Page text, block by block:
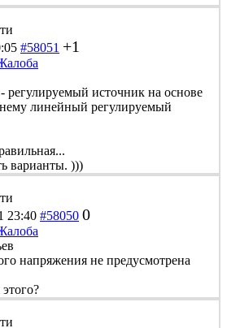
#58051 +1
регулируемый источник на основе
линейный регулируемый
варианты. )))
23:40 #58050 0
напряжения не предусмотрена